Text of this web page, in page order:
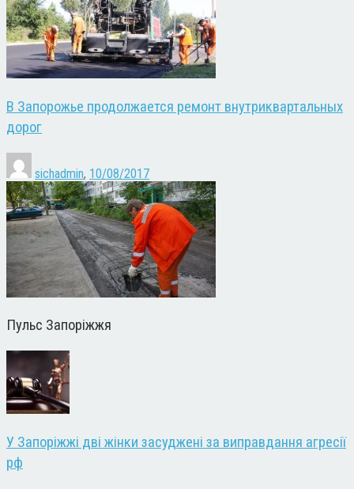
В Запорожье продолжается ремонт внутриквартальных
дорог
sichadmin, 10/08/2017
Пульс Запоріжжя
У Запоріжжі дві жінки засуджені за виправдання агресії
рф